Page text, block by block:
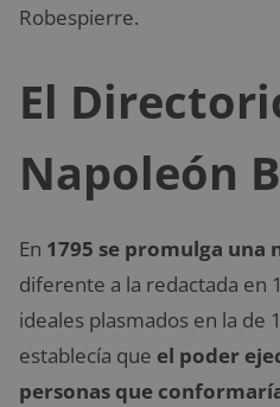
Robespierre.
El
Napoleón
En 1795 se promulga una
diferente a la redactada en
ideales plasmados en la de
establecía que el poder
personas que